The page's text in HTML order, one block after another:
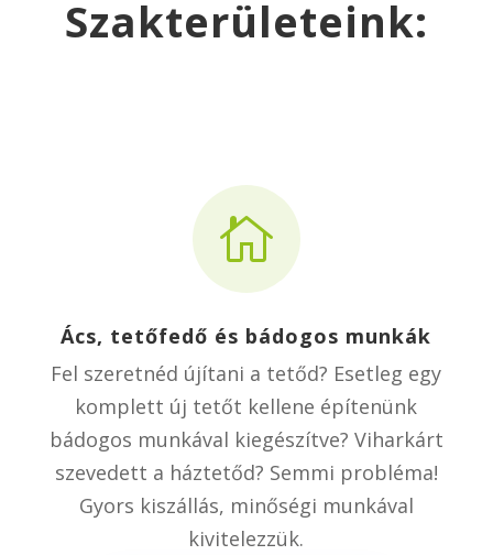
Szakterületeink:

Ács, tetőfedő és bádogos munkák
Fel szeretnéd újítani a tetőd? Esetleg egy
komplett új tetőt kellene építenünk
bádogos munkával kiegészítve? Viharkárt
szevedett a háztetőd? Semmi probléma!
Gyors kiszállás, minőségi munkával
kivitelezzük.